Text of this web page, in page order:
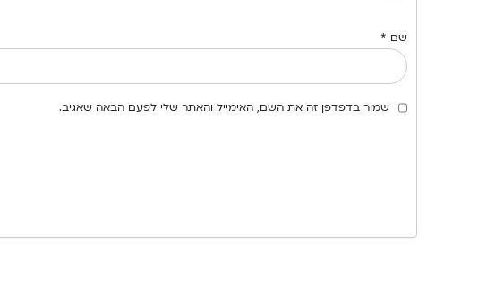
שם *
שמור בדפדפן זה את השם, האימייל והאתר שלי לפעם הבאה שאגיב.